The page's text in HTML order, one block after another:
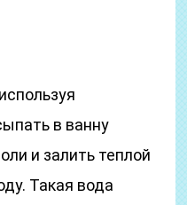
в ванну
и залить теплой
Такая вода